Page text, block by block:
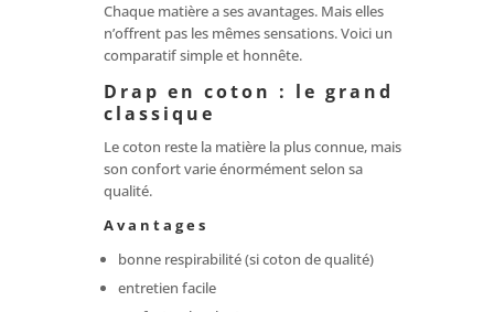
Chaque matière a ses avantages. Mais elles
n’offrent pas les mêmes sensations. Voici un
comparatif simple et honnête.
Drap en coton : le grand
classique
Le coton reste la matière la plus connue, mais
son confort varie énormément selon sa
qualité.
Avantages
bonne respirabilité (si coton de qualité)
entretien facile